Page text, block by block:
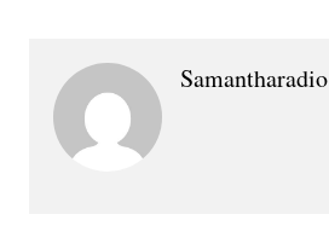
Samantharadio